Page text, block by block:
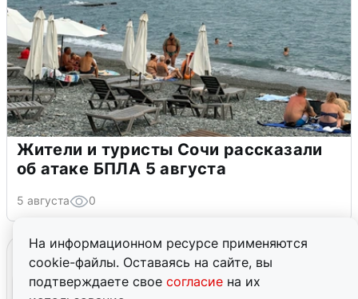
На информационном ресурсе применяются
cookie-файлы. Оставаясь на сайте, вы
подтверждаете свое согласие на их
Жители и туристы Сочи рассказали
об атаке БПЛА 5 августа
5 августа 0